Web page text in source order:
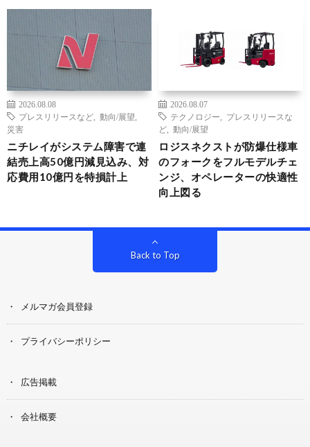
2026.08.08
プレスリリースなど
動向/展望
災害
ニチレイがシステム障害で連
結売上高50億円減見込み、対
応費用10億円を特損計上
2026.08.07
テクノロジー
プレスリリースな
ど
動向/展望
ロジスネクストが防爆仕様車
のフォークをフルモデルチェ
ンジ、オペレーターの快適性
向上図る
Back to Top
メルマガ会員登録
プライバシーポリシー
広告掲載
会社概要